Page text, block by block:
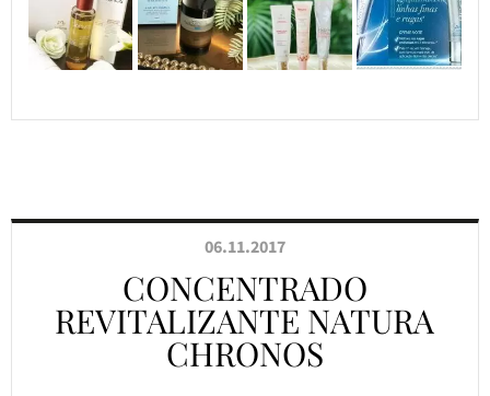
06.11.2017
CONCENTRADO
REVITALIZANTE NATURA
CHRONOS